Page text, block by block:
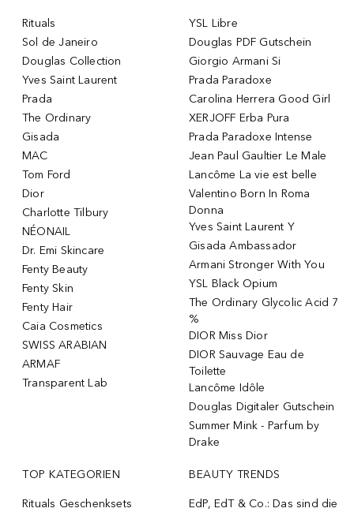
Rituals
Sol de Janeiro
Douglas Collection
Yves Saint Laurent
Prada
The Ordinary
Gisada
MAC
Tom Ford
Dior
Charlotte Tilbury
NÉONAIL
Dr. Emi Skincare
Fenty Beauty
Fenty Skin
Fenty Hair
Caia Cosmetics
SWISS ARABIAN
ARMAF
Transparent Lab
YSL Libre
Douglas PDF Gutschein
Giorgio Armani Si
Prada Paradoxe
Carolina Herrera Good Girl
XERJOFF Erba Pura
Prada Paradoxe Intense
Jean Paul Gaultier Le Male
Lancôme La vie est belle
Valentino Born In Roma
Donna
Yves Saint Laurent Y
Gisada Ambassador
Armani Stronger With You
YSL Black Opium
The Ordinary Glycolic Acid 7
%
DIOR Miss Dior
DIOR Sauvage Eau de
Toilette
Lancôme Idôle
Douglas Digitaler Gutschein
Summer Mink - Parfum by
Drake
TOP KATEGORIEN
Rituals Geschenksets
BEAUTY TRENDS
EdP, EdT & Co.: Das sind die